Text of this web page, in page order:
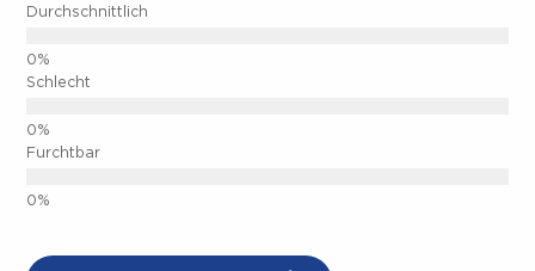
Durchschnittlich
Schlecht
Furchtbar